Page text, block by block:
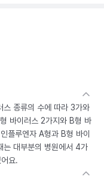
스 종류의 수에 따라 3가와
바이러스 2가지와 B형 바
플루엔자 A형과 B형 바이
는 대부분의 병원에서 4가
요.